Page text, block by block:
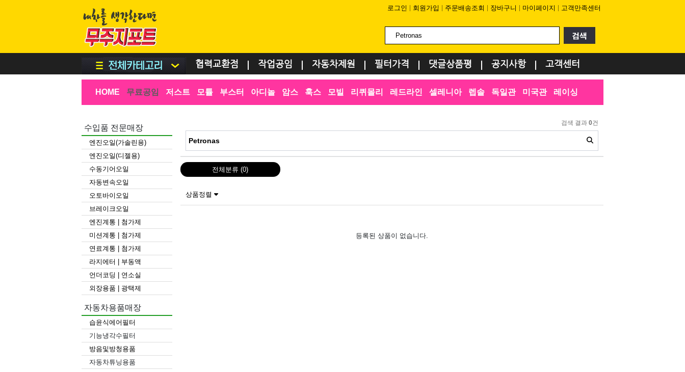
로그인 회원가입 주문배송조회 장바구니 마이페이지 고객만족센터
협력교환점 작업공임 자동차제원 필터가격 댓글상품평 공지사항 고객센터
HOME 무료공임 저스트 모튤 부스터 아디놀 암스 훅스 모빌 리퀴몰리 레드라인 셀레니아 렙솔 독일관 미국관 레이싱
수입품 전문매장
엔진오일(가솔린용)
엔진오일(디젤용)
수동기어오일
자동변속오일
오토바이오일
브레이크오일
엔진계통 | 첨가제
미션계통 | 첨가제
연료계통 | 첨가제
라지에터 | 부동액
언더코딩 | 연소실
외장용품 | 광택제
자동차용품매장
습윤식에어필터
기능냉각수필터
방음및방청용품
자동차튜닝용품
검색 결과 0건
전체분류(0)
상품정렬
등록된 상품이 없습니다.